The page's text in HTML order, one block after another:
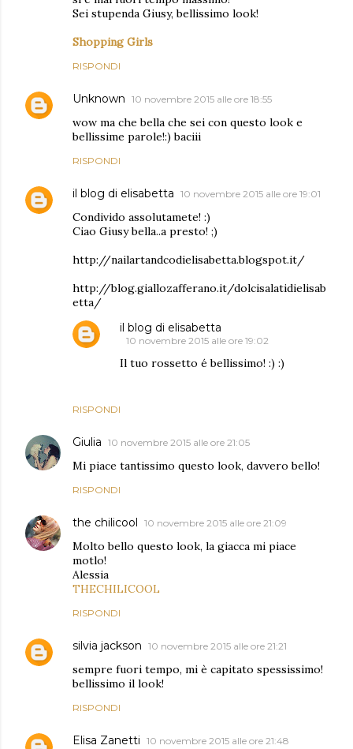
Sei stupenda Giusy, bellissimo look!
Shopping Girls
RISPONDI
Unknown 10 novembre 2015 alle ore 18:55
wow ma che bella che sei con questo look e
bellissime parole!:) baciii
RISPONDI
il blog di elisabetta 10 novembre 2015 alle ore 19:01
Condivido assolutamete! :)
Ciao Giusy bella..a presto! ;)
http://nailartandcodielisabetta.blogspot.it/
http://blog.giallozafferano.it/dolcisalatidielisab
etta/
RISPONDI
il blog di elisabetta
10 novembre 2015 alle ore 19:02
Il tuo rossetto é bellissimo! :) :)
Giulia 10 novembre 2015 alle ore 21:05
Mi piace tantissimo questo look, davvero bello!
RISPONDI
the chilicool 10 novembre 2015 alle ore 21:09
Molto bello questo look, la giacca mi piace
motlo!
Alessia
THECHILICOOL
RISPONDI
silvia jackson 10 novembre 2015 alle ore 21:21
sempre fuori tempo, mi è capitato spessissimo!
bellissimo il look!
RISPONDI
Elisa Zanetti 10 novembre 2015 alle ore 21:48